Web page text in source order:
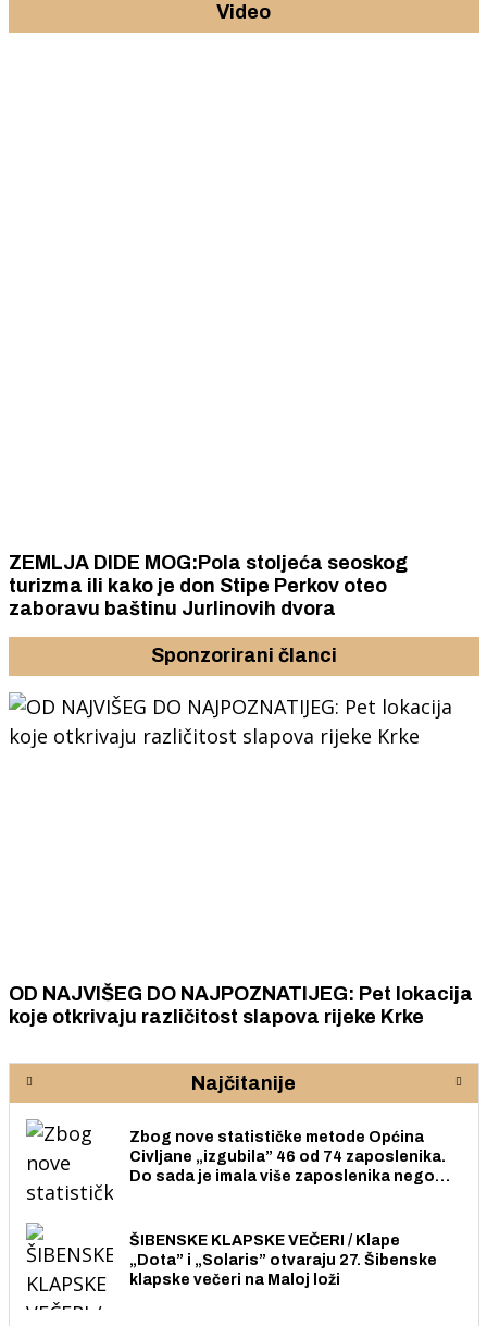
Video
ZEMLJA DIDE MOG:Pola stoljeća seoskog
turizma ili kako je don Stipe Perkov oteo
zaboravu baštinu Jurlinovih dvora
Sponzorirani članci
OD NAJVIŠEG DO NAJPOZNATIJEG: Pet lokacija
koje otkrivaju različitost slapova rijeke Krke
Najčitanije
Zbog nove statističke metode Općina
Civljane „izgubila” 46 od 74 zaposlenika.
Do sada je imala više zaposlenika nego
ŠIBENSKE KLAPSKE VEČERI / Klape
„Dota” i „Solaris” otvaraju 27. Šibenske
klapske večeri na Maloj loži